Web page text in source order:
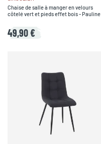
Chaise de salle à manger en velours
côtelé vert et pieds effet bois - Pauline
49,90 €